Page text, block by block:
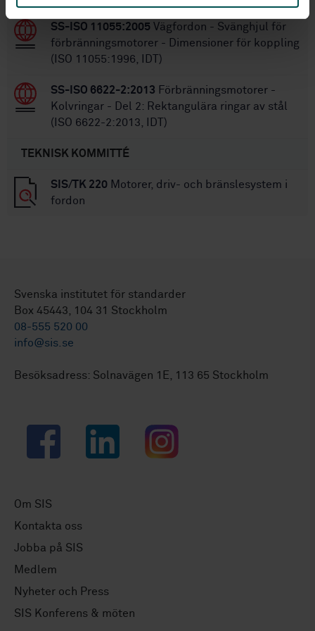
SS-ISO 11055:2005 Vägfordon - Svänghjul för
förbränningsmotorer - Dimensioner för koppling
(ISO 11055:1996, IDT)
SS-ISO 6622-2:2013 Förbränningsmotorer -
Kolvringar - Del 2: Rektangulära ringar av stål
(ISO 6622-2:2013, IDT)
TEKNISK KOMMITTÉ
SIS/TK 220 Motorer, driv- och bränslesystem i
fordon
Svenska institutet för standarder
Box 45443, 104 31 Stockholm
08-555 520 00
info@sis.se
Besöksadress: Solnavägen 1E, 113 65 Stockholm
Facebook LinkedIn Instagram
Om SIS
Kontakta oss
Jobba på SIS
Medlem
Nyheter och Press
SIS Konferens & möten